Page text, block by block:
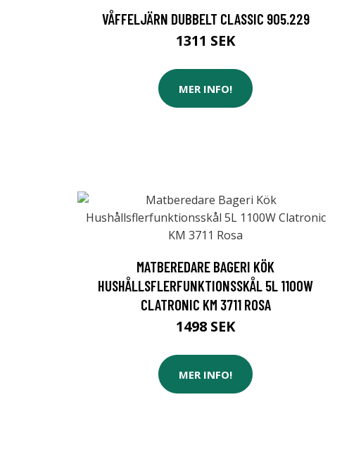
VÅFFELJÄRN DUBBELT CLASSIC 905.229
1311 SEK
MER INFO!
MATBEREDARE BAGERI KÖK
HUSHÅLLSFLERFUNKTIONSSKÅL 5L 1100W
CLATRONIC KM 3711 ROSA
1498 SEK
MER INFO!